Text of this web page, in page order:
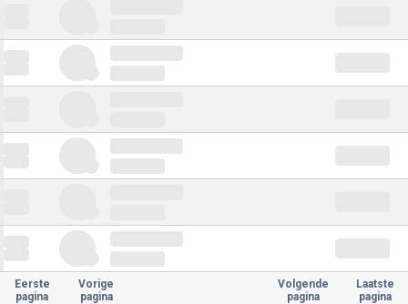
Eerste
pagina
Vorige
pagina
Volgende
pagina
Laatste
pagina